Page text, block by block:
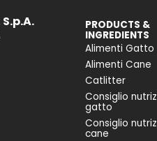
PRODUCTS &
INGREDIENTS
Alimenti Gatto
Alimenti Cane
Catlitter
Consiglio
gatto
Consiglio
cane